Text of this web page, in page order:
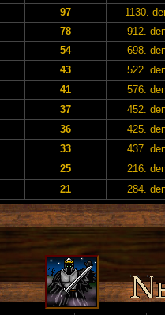
97
1130.
78
912.
54
698.
43
522.
41
576.
37
452.
36
425.
33
437.
25
216.
21 284.